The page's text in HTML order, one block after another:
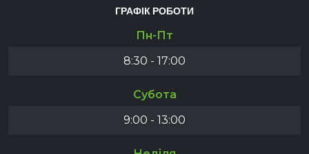
ГРАФІК РОБОТИ
Пн-Пт
8:30 - 17:00
Субота
9:00 - 13:00